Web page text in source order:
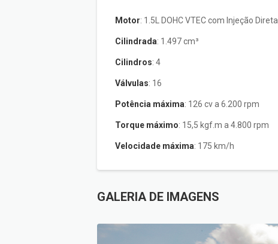
Motor : 1.5L DOHC VTEC com Injeção Direta
Cilindrada : 1.497 cm³
Cilindros : 4
Válvulas : 16
Potência máxima : 126 cv a 6.200 rpm
Torque máximo : 15,5 kgf.m a 4.800 rpm
Velocidade máxima : 175 km/h
GALERIA DE IMAGENS